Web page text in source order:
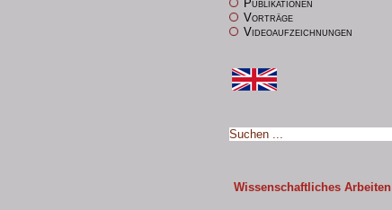
Publikationen
Vorträge
Videoaufzeichnungen
Wissenschaftliches Arbeiten